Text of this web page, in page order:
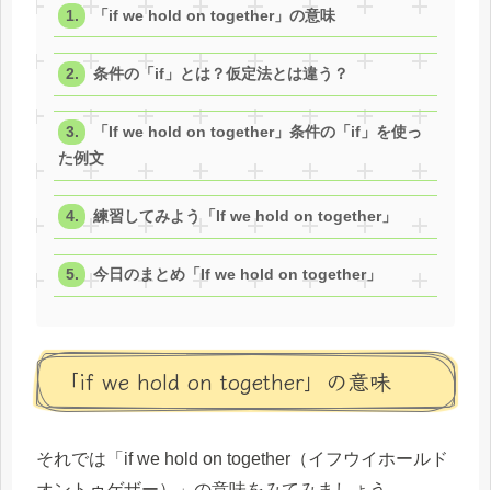
「if we hold on together」の意味
条件の「if」とは？仮定法とは違う？
「If we hold on together」条件の「if」を使っ
た例文
練習してみよう「If we hold on together」
今日のまとめ「If we hold on together」
「if we hold on together」の意味
それでは「if we hold on together（イフウイホールド